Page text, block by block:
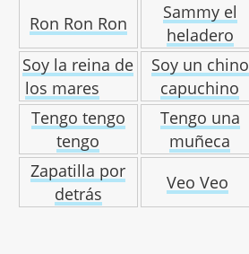
Ron Ron Ron
Sammy el
heladero
Soy la reina de
los mares
Soy un chino
capuchino
Tengo tengo
tengo
Tengo una
muñeca
Zapatilla por
detrás
Veo Veo